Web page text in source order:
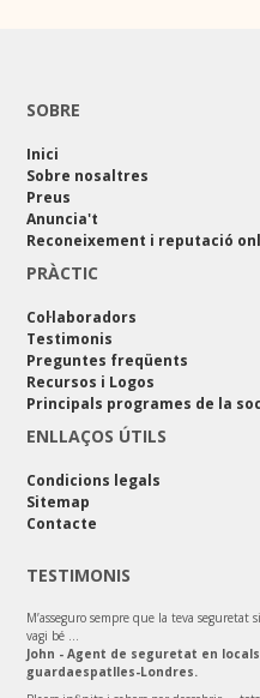
SOBRE
Inici
Sobre nosaltres
Preus
Anuncia't
Reconeixement i reputació
PRÀCTIC
Col·laboradors
Testimonis
Preguntes freqüents
Recursos i Logos
Principals programes de la
ENLLAÇOS ÚTILS
Condicions legals
Sitemap
Contacte
TESTIMONIS
M’asseguro sempre que la teva
vagi bé ...
John - Agent de seguretat en
guardaespatlles-Londres.